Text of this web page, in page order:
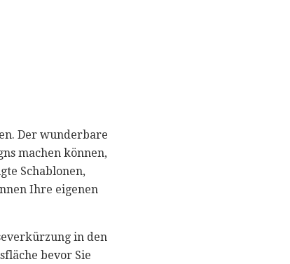
Der wunderbare
machen können,
Schablonen,
Ihre eigenen
in den
bevor Sie